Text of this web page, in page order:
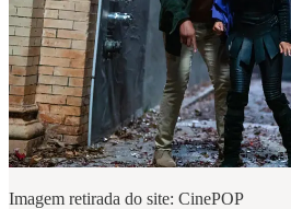
Imagem retirada do site: CinePOP